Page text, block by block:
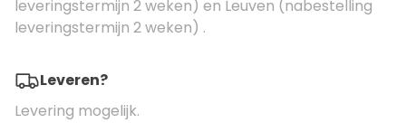
leveringstermijn 2 weken) en Leuven (nabestelling
leveringstermijn 2 weken) .
Leveren?
Levering mogelijk.